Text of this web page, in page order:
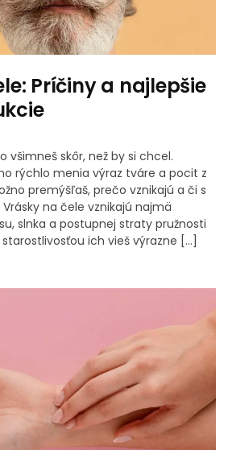
Príčiny a najlepšie
všimneš skôr, než by si chcel.
rýchlo menia výraz tváre a pocit z
premýšľaš, prečo vznikajú a či s
na čele vznikajú najmä
slnka a postupnej straty pružnosti
ich vieš výrazne […]